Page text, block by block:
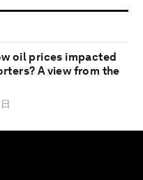
oil prices impacted
A view from the